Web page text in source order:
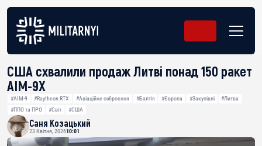
США схвалили продаж Литві понад 150 ракет
AIM-9X
#AIM-9 #Raytheon RTX #Авіаційне озброєння #Балтія #Європа #Закупівлі
#Литва
#ППО та ПРО
#Світ #США
Саня Козацький
23 Квітня, 202610:01